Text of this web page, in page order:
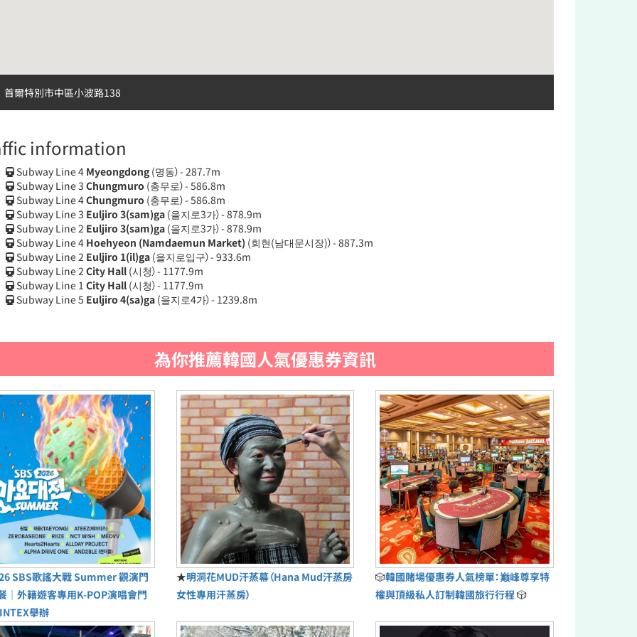
首爾特別市中區小波路138
information
Subway Line 4 Myeongdong(명동）- 287.7m
Subway Line 3 Chungmuro (충무로）- 586.8m
Subway Line 4Chungmuro (충무로）- 586.8m
Subway Line 3 Euljiro 3(sam)ga(을지로3가）- 878.9m
Subway Line 2 Euljiro 3(sam)ga(을지로3가）- 878.9m
Subway Line 4 Hoehyeon (Namdaemun Market) (회현(남대문시장)）- 887.3m
Subway Line 2 Euljiro 1(il)ga(을지로입구）- 933.6m
Subway Line 2 City Hall(시청）- 1177.9m
Subway Line 1 City Hall(시청）- 1177.9m
Subway Line 5 Euljiro 4(sa)ga(을지로4가）- 1239.8m
為你推薦韓國人氣優惠券資訊
SBS歌謠大戰 Summer 觀演門
｜外籍遊客專用K-POP演唱會門
舉辦
★明洞花MUD汗蒸幕（Hana Mud汗蒸房
女性專用汗蒸房）
🎲韓國賭場優惠券人氣榜單：巅峰尊享特
權與頂級私人訂制韓國旅行行程🎲